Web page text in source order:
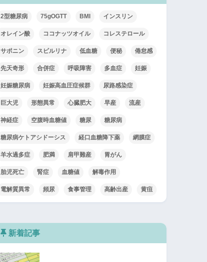
2型糖尿病 75gOGTT BMI インスリン
オレイン酸 ココナッツオイル コレステロール
サポニン スピルリナ 低血糖 便秘 倦怠感
先天奇形 合併症 呼吸障害 多血症 妊娠
妊娠糖尿病 妊娠高血圧症候群 尿路感染症
巨大児 形態異常 心臓肥大 早産 流産
神経症 空腹時血糖値 糖尿 糖尿病
糖尿病ケトアシドーシス 経口血糖降下薬 網膜症
羊水過多症 肥満 肩甲難産 胃がん
胎児死亡 腎症 血糖値 解毒作用
電解質異常 頻尿 食事管理 高齢出産 黄疸
新着記事